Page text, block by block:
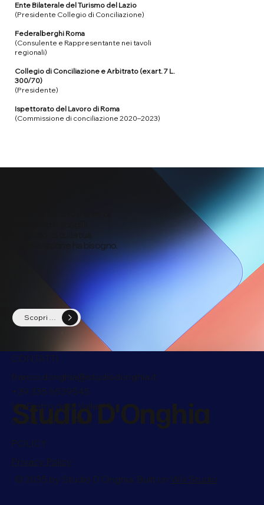
Ente Bilaterale del Turismo del Lazio
(Presidente Collegio di Conciliazione)
Federalberghi Roma
(Consulente e Rappresentante nei tavoli
regionali)
Collegio di Conciliazione e Arbitrato (ex art. 7 L.
300/70)
​(Presidente)
Ispettorato del Lavoro di Roma
(Commissione di conciliazione 2020–2023)
organizzazione ha bisogno.
Scopri di più
Studio D'Onghia
CONTATTI
franco.donghia@studiodonghia.it
+39 335 6539545
Via Pietro della Valle, 13
00193, Roma (RM)
POLICY
Privacy Policy
© 2035 by Studio D'Onghia. Built on Wix Studio